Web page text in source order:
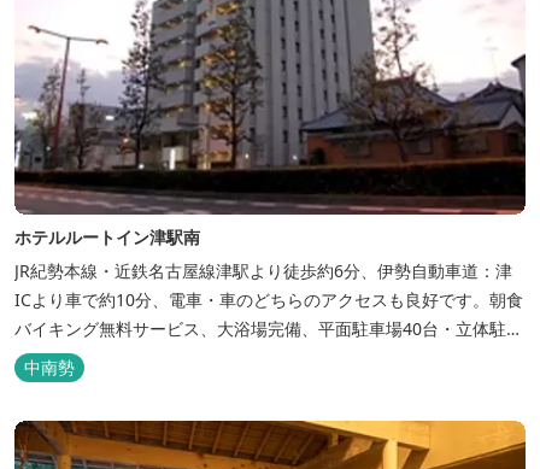
ホテルルートイン津駅南
JR紀勢本線・近鉄名古屋線津駅より徒歩約6分、伊勢自動車道：津
ICより車で約10分、電車・車のどちらのアクセスも良好です。朝食
バイキング無料サービス、大浴場完備、平面駐車場40台・立体駐車
場34台、全室Wi-Fi完備。ビジネスにも観光にもご利用頂ける快適
なホテルライフをご提供します。
中南勢